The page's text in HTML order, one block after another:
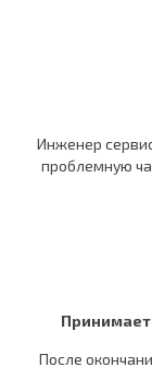
Инженер
проблемную
После